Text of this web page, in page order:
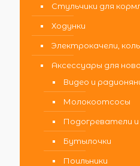
Стульчики для
Ходунки
Электрокачели,
Аксессуары для
Видео и
Молокоотсосы
Подогреватели
Бутылочки
Поильники